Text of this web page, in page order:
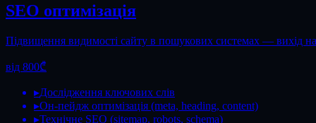
SEO оптимізація
Підвищення видимості сайту в пошукових системах — вихід
від 800₾
▸Дослідження ключових слів
▸Он-пейдж оптимізація (meta, heading, content)
▸Технічне SEO (sitemap, robots, schema)